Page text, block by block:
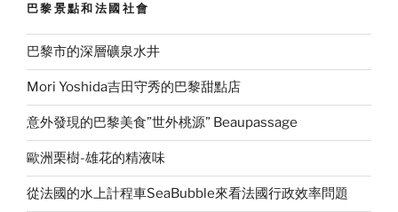
巴黎景點和法國社會
巴黎市的深層礦泉水井
Mori Yoshida吉田守秀的巴黎甜點店
意外發現的巴黎美食”世外桃源” Beaupassage
歐洲栗樹-雄花的精液味
從法國的水上計程車SeaBubble來看法國行政效率問題